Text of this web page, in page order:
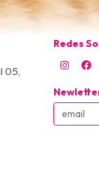
05,
Redes